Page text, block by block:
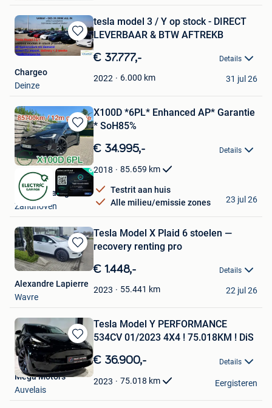
Bewaren
in
Favorieten
tesla model 3 / Y op stock - DIRECT
LEVERBAAR & BTW AFTREKB
€ 37.777,- Details
2022 6.000 km
Chargeo
Deinze
31 jul 26
Bewaren
in
Mijn
Favorieten
X100D *6PL* Enhanced AP* Garantie
* SoH85%
€ 34.995,- Details
2018 85.659 km
Testrit aan huis
Alle milieu/emissie zones
Electric Garage
Zandhoven
23 jul 26
Bewaren
in
Favorieten
Tesla Model X Plaid 6 stoelen —
recovery renting pro
€ 1.448,- Details
2023 55.441 km
Alexandre Lapierre
Wavre
22 jul 26
Bewaren
in
Mijn
Favorieten
Tesla Model Y PERFORMANCE
534CV 01/2023 4X4 ! 75.018KM ! DiS
€ 36.900,- Details
2023 75.018 km
Mega Motors
Auvelais
Eergisteren